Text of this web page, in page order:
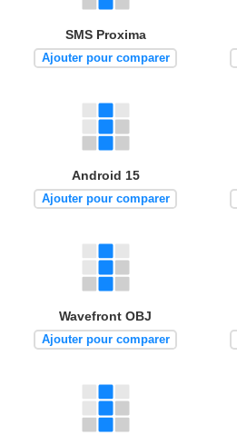
SMS Proxima
Ajouter pour comparer
Android 15
Ajouter pour comparer
Wavefront OBJ
Ajouter pour comparer